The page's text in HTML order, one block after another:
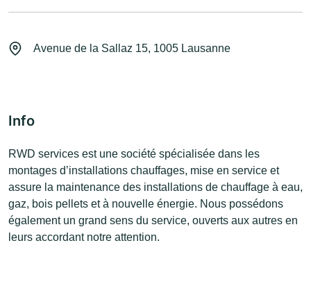
Avenue de la Sallaz 15, 1005 Lausanne
Info
RWD services est une société spécialisée dans les
montages d’installations chauffages, mise en service et
assure la maintenance des installations de chauffage à eau,
gaz, bois pellets et à nouvelle énergie. Nous possédons
également un grand sens du service, ouverts aux autres en
leurs accordant notre attention.